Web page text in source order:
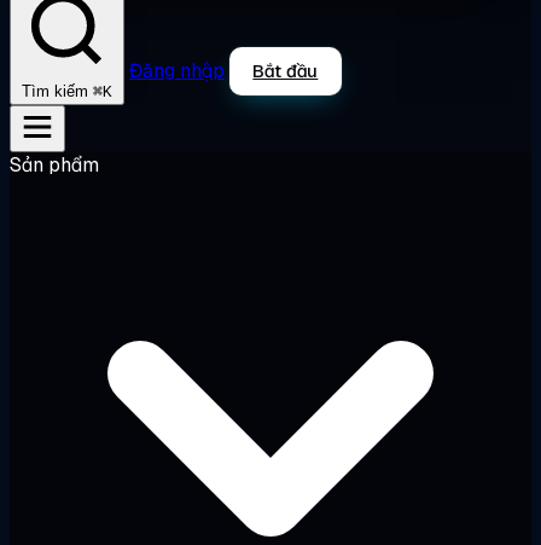
Tìm kiếm ⌘K
Đăng nhập Bắt đầu
Sản phẩm